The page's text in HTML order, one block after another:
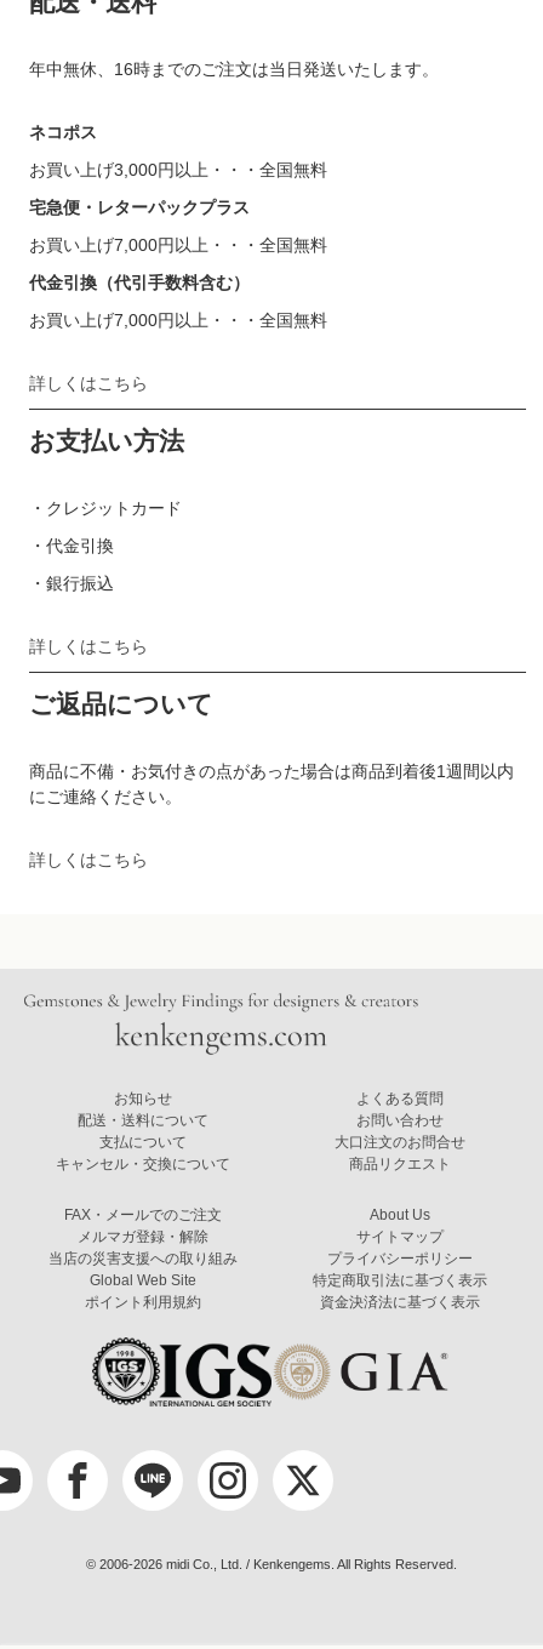
年中無休、16時までのご注文は当日発送いたします。
ネコポス
お買い上げ3,000円以上・・・全国無料
宅急便・レターパックプラス
お買い上げ7,000円以上・・・全国無料
代金引換（代引手数料含む）
お買い上げ7,000円以上・・・全国無料
詳しくはこちら
お支払い方法
・クレジットカード
・代金引換
・銀行振込
詳しくはこちら
ご返品について
商品に不備・お気付きの点があった場合は商品到着後1週間以内
にご連絡ください。
詳しくはこちら
お知らせ
配送・送料について
支払について
キャンセル・交換について
よくある質問
お問い合わせ
大口注文のお問合せ
商品リクエスト
FAX・メールでのご注文
メルマガ登録・解除
当店の災害支援への取り組み
Global Web Site
ポイント利用規約
About Us
サイトマップ
プライバシーポリシー
特定商取引法に基づく表示
資金決済法に基づく表示
© 2006-2026 midi Co., Ltd. / Kenkengems. All Rights Reserved.